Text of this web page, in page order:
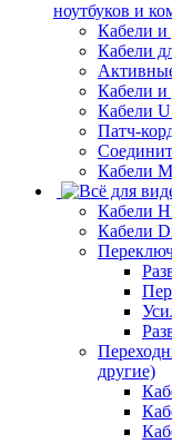
ноутбуков и
Кабели и
Кабели
Кабели и
Кабели
Патч-
Кабели
Кабели
Кабели
другие)